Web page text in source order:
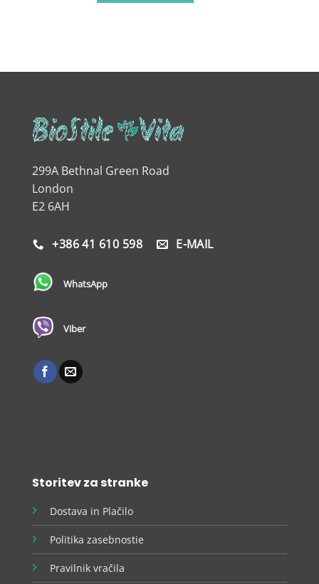
299A Bethnal Green Road
London
E2 6AH
+386 41 610 598 E-MAIL
WhatsApp
Viber
Storitev za stranke
Dostava in Plačilo
Politika zasebnostie
Pravilnik vračila